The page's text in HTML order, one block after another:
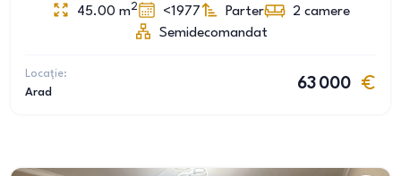
45.00 m2 <1977 Parter 2 camere
Semidecomandat
Locație:
Arad
63 000